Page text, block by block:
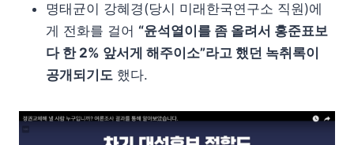
명태균이 강혜경(당시 미래한국연구소 직원)에
게 전화를 걸어 “윤석열이를 좀 올려서 홍준표보
다 한 2% 앞서게 해주이소”라고 했던 녹취록이
공개되기도 했다.